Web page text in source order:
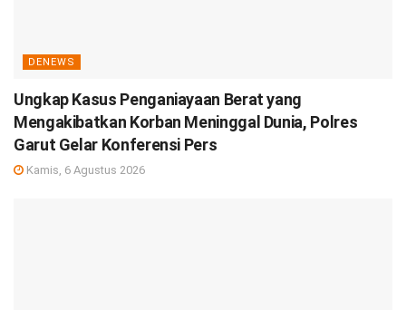
DENEWS
Ungkap Kasus Penganiayaan Berat yang
Mengakibatkan Korban Meninggal Dunia, Polres
Garut Gelar Konferensi Pers
Kamis, 6 Agustus 2026